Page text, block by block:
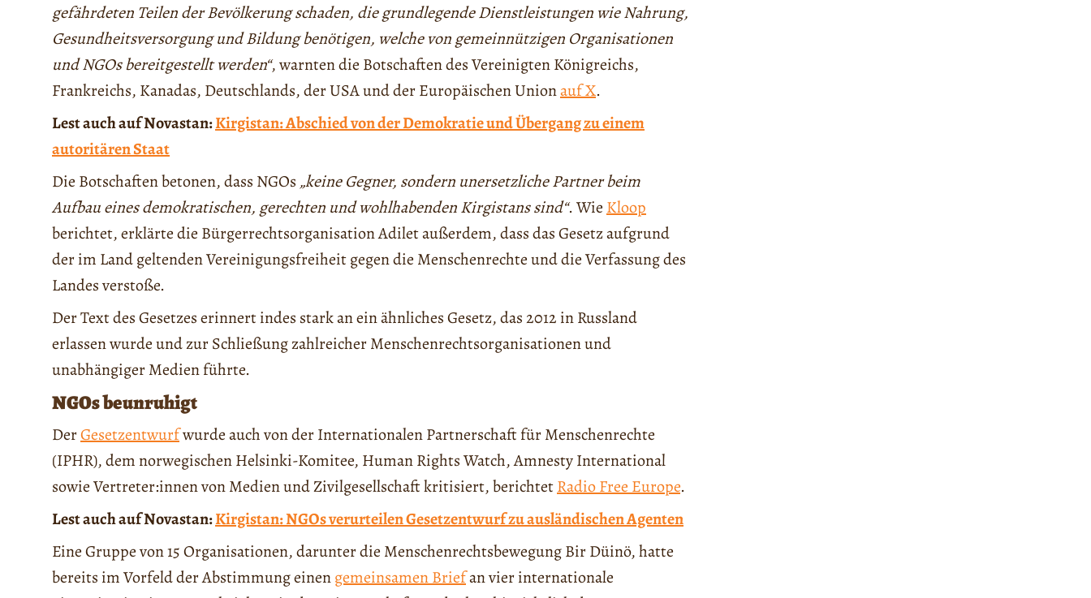
gefährdeten Teilen der Bevölkerung schaden, die grundlegende Dienstleistungen wie Nahrung,
Gesundheitsversorgung und Bildung benötigen, welche von gemeinnützigen Organisationen
und NGOs bereitgestellt werden“, warnten die Botschaften des Vereinigten Königreichs,
Frankreichs, Kanadas, Deutschlands, der USA und der Europäischen Unionauf X.
Lest auch auf Novastan:Kirgistan: Abschied von der Demokratie und Übergang zu einem
autoritären Staat
Die Botschaften betonen, dass NGOs „keine Gegner, sondern unersetzliche Partner beim
Aufbau eines demokratischen, gerechten und wohlhabenden Kirgistans sind“. Wie Kloop
berichtet, erklärte die Bürgerrechtsorganisation Adilet außerdem, dass das Gesetz aufgrund
der im Land geltenden Vereinigungsfreiheit gegen die Menschenrechte und die Verfassung des
Landes verstoße.
Der Text des Gesetzes erinnert indes stark an ein ähnliches Gesetz, das 2012 in Russland
erlassen wurde und zur Schließung zahlreicher Menschenrechtsorganisationen und
unabhängiger Medien führte.
NGOsbeunruhigt
DerGesetzentwurfwurde auch von der Internationalen Partnerschaft für Menschenrechte
(IPHR), dem norwegischen Helsinki-Komitee, Human Rights Watch, Amnesty International
sowie Vertreter:innen von Medien und Zivilgesellschaft kritisiert, berichtetRadio Free Europe.
Lest auch auf Novastan:Kirgistan: NGOs verurteilen Gesetzentwurf zu ausländischen Agenten
Eine Gruppe von 15 Organisationen, darunter die Menschenrechtsbewegung Bir Düinö, hatte
bereits im Vorfeld der Abstimmung einengemeinsamen Briefan vier internationale